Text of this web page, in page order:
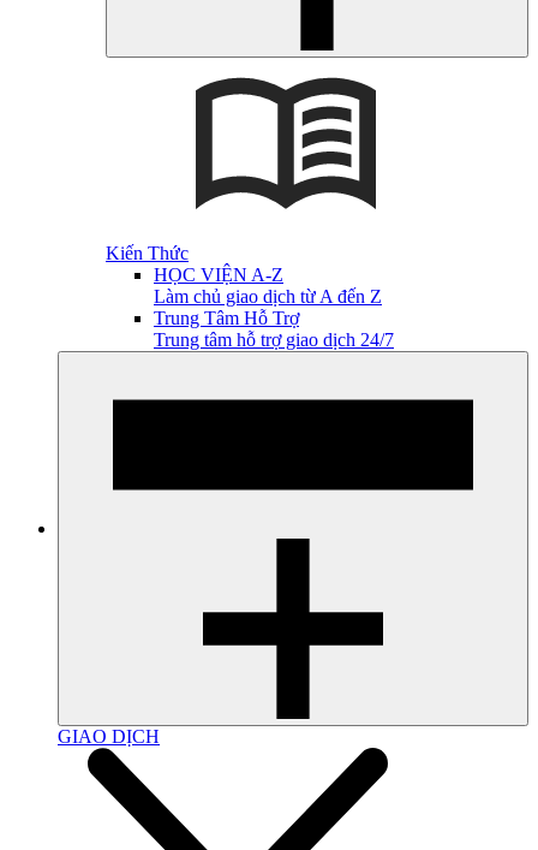
Kiến Thức
HỌC VIỆN A-Z
Làm chủ giao dịch từ A đến Z
Trung Tâm Hỗ Trợ
Trung tâm hỗ trợ giao dịch 24/7
GIAO DỊCH